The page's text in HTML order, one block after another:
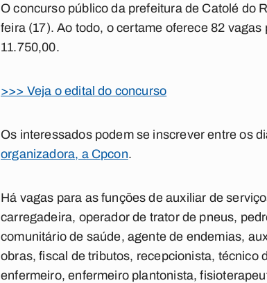
O concurso público da prefeitura de Catolé do
feira (17). Ao todo, o certame oferece 82
11.750,00.
>>> Veja o edital do concurso
Os interessados podem se inscrever entre os
organizadora, a Cpcon.
Há vagas para as funções de auxiliar de
carregadeira, operador de trator de pneus,
comunitário de saúde, agente de endemias,
obras, fiscal de tributos, recepcionista, técnico
enfermeiro, enfermeiro plantonista,